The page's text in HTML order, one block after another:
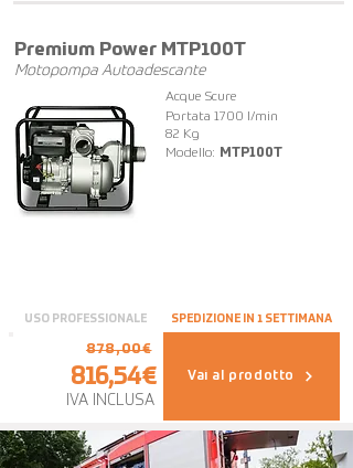
Premium Power MTP100T
Motopompa Autoadescante
USO PROFESSIONALE
Acque Scure
Portata 1700 l/min
82 Kg
Modello:
MTP100T
SPEDIZIONE IN 1 SETTIMANA
816,54€
878,00€
IVA INCLUSA
Vai al prodotto